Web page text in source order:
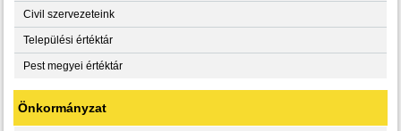
Civil szervezeteink
Települési értéktár
Pest megyei értéktár
Önkormányzat